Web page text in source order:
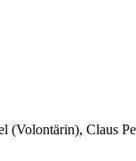
(Volontärin), Claus